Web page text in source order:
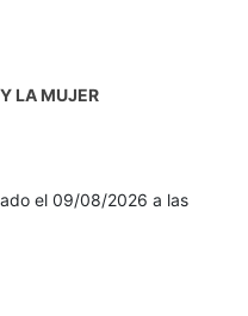
LA MUJER
el 09/08/2026 a las